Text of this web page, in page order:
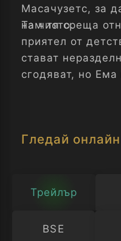
Масачузетс, за
на чисто.
Там тя среща
приятел от
стават
сгодяват, но
Гледай онлайн
Трейлър
BSE